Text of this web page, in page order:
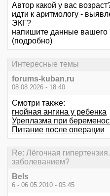
Автор какой у вас
идти к аритмологу -
ЭКГ?
напишите данные
(подробно)
Интересные темы
forums-kuban.ru
08.08.2026 - 18:40
Смотри также:
гнойная ангина у ребенка
Уреплазма при
Питание после операции
Re: Лёгочная
заболеванием?
Bels
6 - 06.05.2010 - 05:45